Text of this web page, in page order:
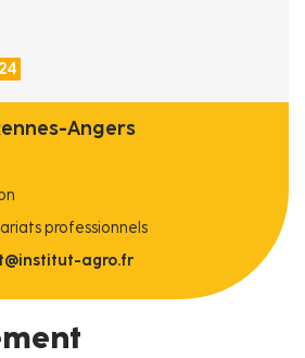
Angers
professionnels
agro.fr